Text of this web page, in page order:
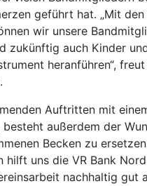
geführt hat. „Mit
wir unsere
zukünftig auch Kinder
heranführen“,
Auftritten mit
besteht außerdem der
Becken zu
hilft uns die VR Bank
nachhaltig gut